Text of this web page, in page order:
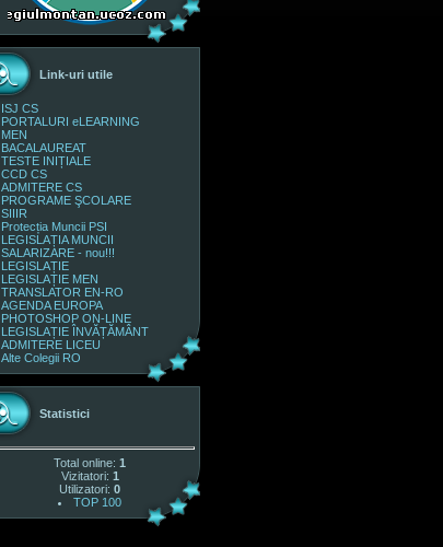
Link-uri utile
ISJ CS
PORTALURI eLEARNING
MEN
BACALAUREAT
TESTE INIȚIALE
CCD CS
ADMITERE CS
PROGRAME ŞCOLARE
SIIIR
Protecția Muncii PSI
LEGISLAȚIA MUNCII
SALARIZARE - nou!!!
LEGISLAȚIE
LEGISLAȚIE MEN
TRANSLATOR EN-RO
AGENDA EUROPA
PHOTOSHOP ON-LINE
LEGISLAȚIE ÎNVĂȚĂMÂNT
ADMITERE LICEU
Alte Colegii RO
Statistici
Total online: 1
Vizitatori: 1
Utilizatori: 0
TOP 100